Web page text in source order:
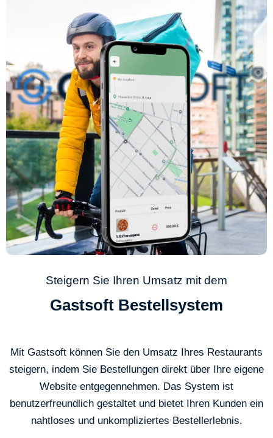
Steigern Sie Ihren Umsatz mit dem
Gastsoft Bestellsystem
Mit Gastsoft können Sie den Umsatz Ihres Restaurants
steigern, indem Sie Bestellungen direkt über Ihre eigene
Website entgegennehmen. Das System ist
benutzerfreundlich gestaltet und bietet Ihren Kunden ein
nahtloses und unkompliziertes Bestellerlebnis.